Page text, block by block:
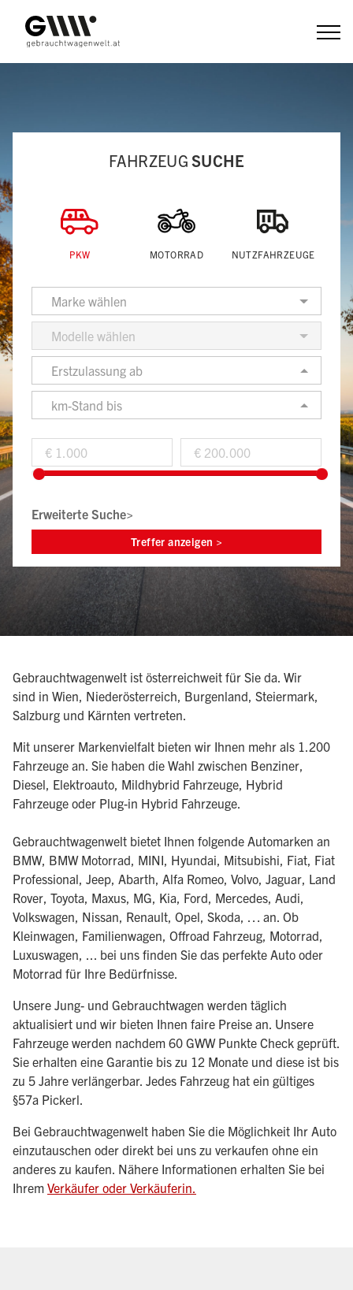
Zum
Inhalt
FAHRZEUG SUCHE
PKW MOTORRAD NUTZFAHRZEUGE
Marke wählen
Modelle wählen
Erstzulassung ab
km-Stand bis
Erweiterte Suche>
Gebrauchtwagenwelt ist österreichweit für Sie da. Wir
sind in Wien, Niederösterreich, Burgenland, Steiermark,
Salzburg und Kärnten vertreten.
Mit unserer Markenvielfalt bieten wir Ihnen mehr als 1.200
Fahrzeuge an. Sie haben die Wahl zwischen Benziner,
Diesel, Elektroauto, Mildhybrid Fahrzeuge, Hybrid
Fahrzeuge oder Plug-in Hybrid Fahrzeuge.
Gebrauchtwagenwelt bietet Ihnen folgende Automarken an
BMW, BMW Motorrad, MINI, Hyundai, Mitsubishi, Fiat, Fiat
Professional, Jeep, Abarth, Alfa Romeo, Volvo, Jaguar, Land
Rover, Toyota, Maxus, MG, Kia, Ford, Mercedes, Audi,
Volkswagen, Nissan, Renault, Opel, Skoda, … an. Ob
Kleinwagen, Familienwagen, Offroad Fahrzeug, Motorrad,
Luxuswagen, ... bei uns finden Sie das perfekte Auto oder
Motorrad für Ihre Bedürfnisse.
Unsere Jung- und Gebrauchtwagen werden täglich
aktualisiert und wir bieten Ihnen faire Preise an. Unsere
Fahrzeuge werden nachdem 60 GWW Punkte Check geprüft.
Sie erhalten eine Garantie bis zu 12 Monate und diese ist bis
zu 5 Jahre verlängerbar. Jedes Fahrzeug hat ein gültiges
§57a Pickerl.
Bei Gebrauchtwagenwelt haben Sie die Möglichkeit Ihr Auto
einzutauschen oder direkt bei uns zu verkaufen ohne ein
anderes zu kaufen. Nähere Informationen erhalten Sie bei
Ihrem Verkäufer oder Verkäuferin.